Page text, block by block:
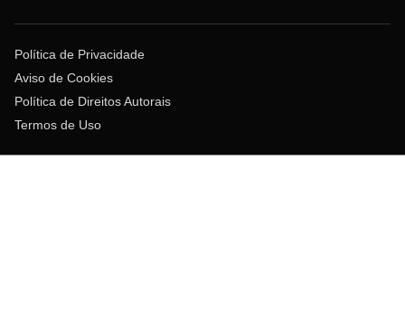
Política de Privacidade
Aviso de Cookies
Política de Direitos Autorais
Termos de Uso